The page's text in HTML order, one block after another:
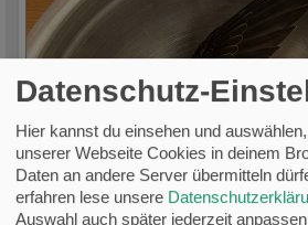
Datenschutz-
Hier kannst du einsehen und
unserer Webseite Cookies in deinem
Daten an andere Server übermitteln
erfahren lese unsere
Auswahl auch später jederzeit